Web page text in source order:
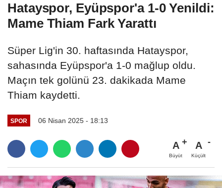
Hatayspor, Eyüpspor'a 1-0 Yenildi:
Mame Thiam Fark Yarattı
Süper Lig'in 30. haftasında Hatayspor,
sahasında Eyüpspor'a 1-0 mağlup oldu.
Maçın tek golünü 23. dakikada Mame
Thiam kaydetti.
SPOR 06 Nisan 2025 - 18:13
A
Büyüt
A
Küçült